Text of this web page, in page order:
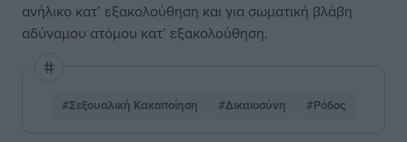
ανήλικο κατ’ εξακολούθηση και για σωματική βλάβη
αδύναμου ατόμου κατ’ εξακολούθηση.
#Σεξουαλική Κακοποίηση #Δικαιοσύνη #Ρόδος